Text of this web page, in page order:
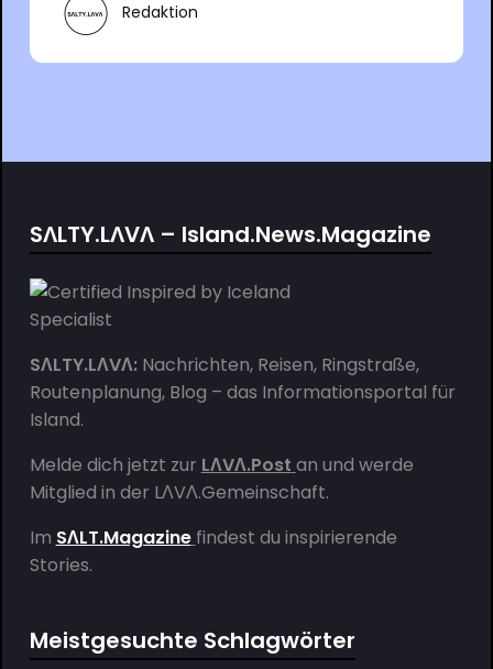
Redaktion
SΛLTY.LΛVΛ – Island.News.Magazine
SΛLTY.LΛVΛ:Nachrichten, Reisen, Ringstraße,
Routenplanung, Blog – das Informationsportal für
Island.
Melde dich jetzt zur LΛVΛ.Post an und werde
Mitglied in der LΛVΛ.Gemeinschaft.
Im SΛLT.Magazine findest du inspirierende
Stories.
Meistgesuchte Schlagwörter